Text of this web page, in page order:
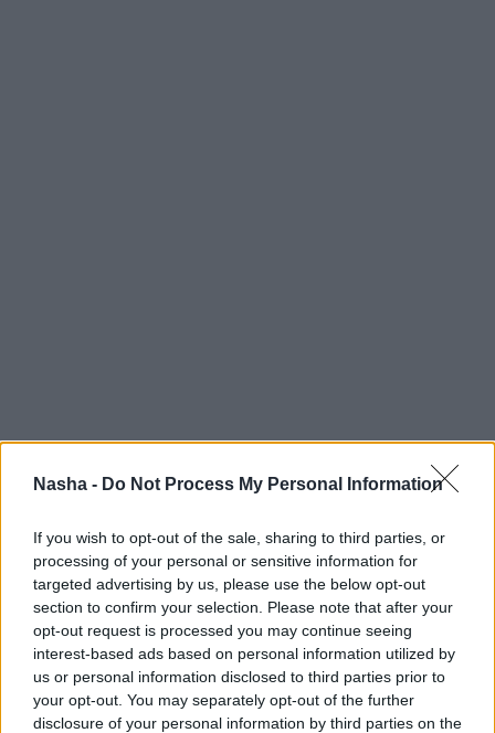
Nasha - Do Not Process My Personal Information
If you wish to opt-out of the sale, sharing to third parties, or
processing of your personal or sensitive information for
targeted advertising by us, please use the below opt-out
section to confirm your selection. Please note that after your
opt-out request is processed you may continue seeing
interest-based ads based on personal information utilized by
us or personal information disclosed to third parties prior to
your opt-out. You may separately opt-out of the further
disclosure of your personal information by third parties on the